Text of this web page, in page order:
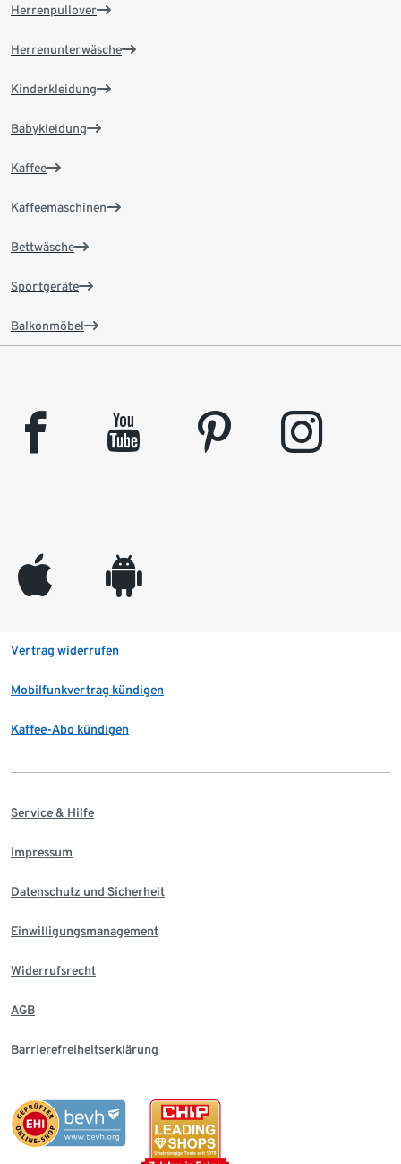
Herrenpullover
Herrenunterwäsche
Kinderkleidung
Babykleidung
Kaffee
Kaffeemaschinen
Bettwäsche
Sportgeräte
Balkonmöbel
facebook youtube pinterest instagram
appleinc android
Vertrag widerrufen
Mobilfunkvertrag kündigen
Kaffee-Abo kündigen
Service & Hilfe
Impressum
Datenschutz und Sicherheit
Einwilligungsmanagement
Widerrufsrecht
AGB
Barrierefreiheitserklärung